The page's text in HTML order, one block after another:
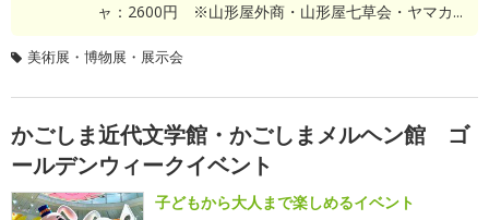
ャ：2600円 ※山形屋外商・山形屋七草会・ヤマカ...
美術展・博物展・展示会
かごしま近代文学館・かごしまメルヘン館 ゴ
ールデンウィークイベント
子どもから大人まで楽しめるイベント